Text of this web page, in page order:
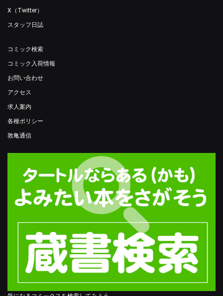
X（Twitter）
スタッフ日誌
コミック検索
コミック入荷情報
お問い合わせ
アクセス
求人案内
各種ポリシー
敦亀通信